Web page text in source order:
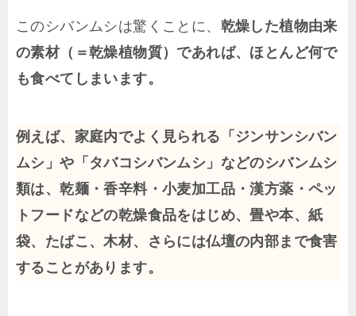
このシバンムシは驚くことに、 乾燥した植物由来
の素材（＝乾燥植物質）であれば、ほとんど何で
も食べてしまいます。
例えば、家庭内でよく見られる「ジンサンシバン
ムシ」や「タバコシバンムシ」などのシバンムシ
類は、乾麺・香辛料・小麦加工品・漢方薬・ペッ
トフードなどの乾燥食品をはじめ、畳や本、紙
袋、たばこ、木材、さらには仏壇の内部まで食害
することがあります。